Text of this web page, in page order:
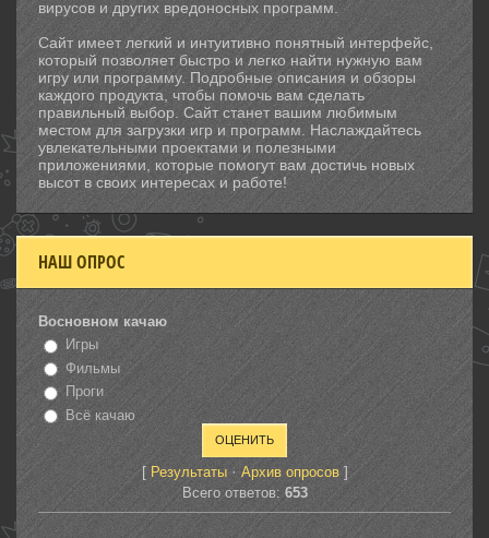
вирусов и других вредоносных программ.
Сайт имеет легкий и интуитивно понятный интерфейс,
который позволяет быстро и легко найти нужную вам
игру или программу. Подробные описания и обзоры
каждого продукта, чтобы помочь вам сделать
правильный выбор. Сайт станет вашим любимым
местом для загрузки игр и программ. Наслаждайтесь
увлекательными проектами и полезными
приложениями, которые помогут вам достичь новых
высот в своих интересах и работе!
НАШ ОПРОС
Восновном качаю
Игры
Фильмы
Проги
Всё качаю
[ Результаты· Архив опросов]
Всего ответов: 653